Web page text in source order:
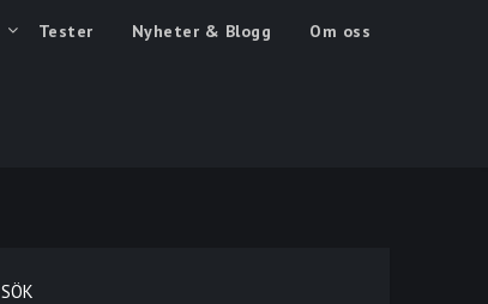
Tester Nyheter & Blogg Om oss
SÖK